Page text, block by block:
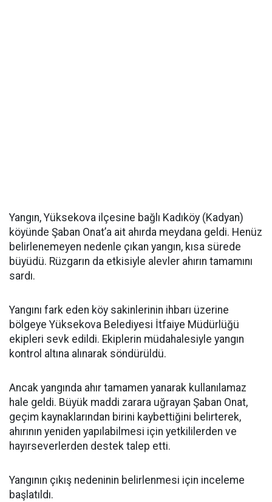
Yangın, Yüksekova ilçesine bağlı Kadıköy (Kadyan)
köyünde Şaban Onat’a ait ahırda meydana geldi. Henüz
belirlenemeyen nedenle çıkan yangın, kısa sürede
büyüdü. Rüzgarın da etkisiyle alevler ahırın tamamını
sardı.
Yangını fark eden köy sakinlerinin ihbarı üzerine
bölgeye Yüksekova Belediyesi İtfaiye Müdürlüğü
ekipleri sevk edildi. Ekiplerin müdahalesiyle yangın
kontrol altına alınarak söndürüldü.
Ancak yangında ahır tamamen yanarak kullanılamaz
hale geldi. Büyük maddi zarara uğrayan Şaban Onat,
geçim kaynaklarından birini kaybettiğini belirterek,
ahırının yeniden yapılabilmesi için yetkililerden ve
hayırseverlerden destek talep etti.
Yangının çıkış nedeninin belirlenmesi için inceleme
başlatıldı.